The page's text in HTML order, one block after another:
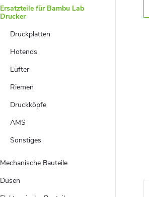
Ersatzteile für Bambu Lab
Drucker
Druckplatten
Hotends
Lüfter
Riemen
Druckköpfe
AMS
Sonstiges
Mechanische Bauteile
Düsen